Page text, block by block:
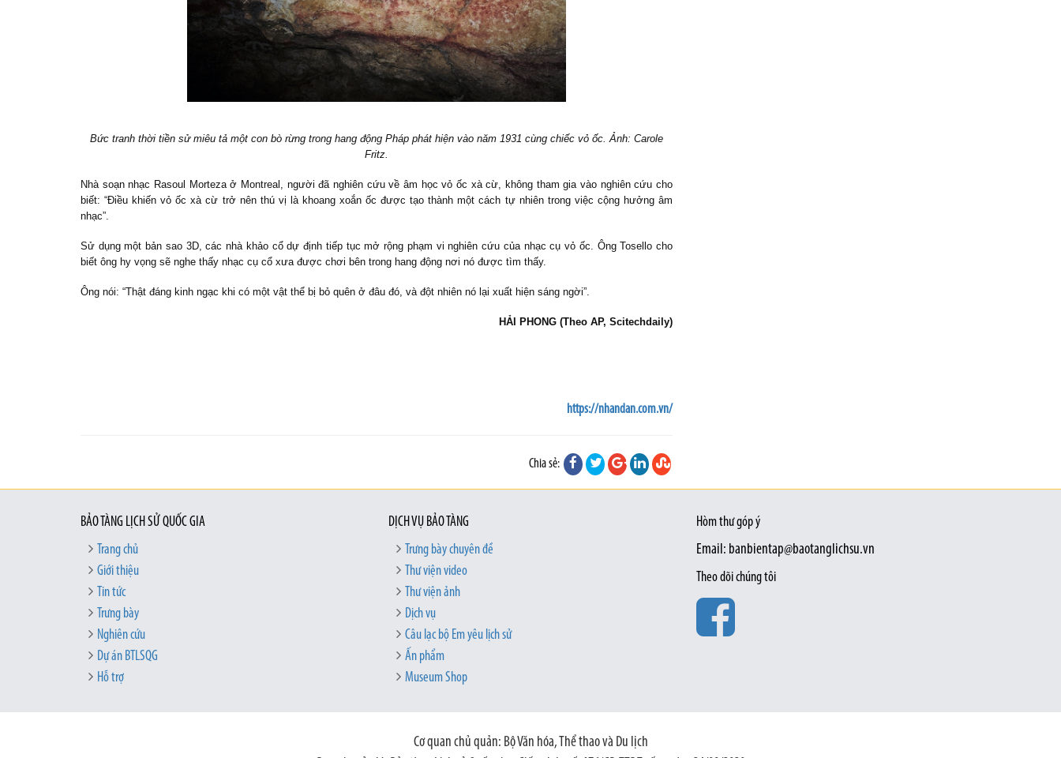
Bức tranh thời tiền sử miêu tả một con bò rừng trong hang động Pháp phát hiện vào năm 1931 cùng chiếc vỏ ốc. Ảnh: Carole
Fritz.
Nhà soạn nhạc Rasoul Morteza ở Montreal, người đã nghiên cứu về âm học vỏ ốc xà cừ, không tham gia vào nghiên cứu cho
biết: “Điều khiến vỏ ốc xà cừ trở nên thú vị là khoang xoắn ốc được tạo thành một cách tự nhiên trong việc cộng hưởng âm
nhạc”.
Sử dụng một bản sao 3D, các nhà khảo cổ dự định tiếp tục mở rộng phạm vi nghiên cứu của nhạc cụ vỏ ốc. Ông Tosello cho
biết ông hy vọng sẽ nghe thấy nhạc cụ cổ xưa được chơi bên trong hang động nơi nó được tìm thấy.
Ông nói: “Thật đáng kinh ngạc khi có một vật thể bị bỏ quên ở đâu đó, và đột nhiên nó lại xuất hiện sáng ngời”.
HẢI PHONG (Theo AP, Scitechdaily)
https://nhandan.com.vn/
Chia sẻ:
BẢO TÀNG LỊCH SỬ QUỐC GIA
Trang chủ
Giới thiệu
Tin tức
Trưng bày
Nghiên cứu
Dự án BTLSQG
Hỗ trợ
DỊCH VỤ BẢO TÀNG
Trưng bày chuyên đề
Thư viện video
Thư viện ảnh
Dịch vụ
Câu lạc bộ Em yêu lịch sử
Ấn phẩm
Museum Shop
Hòm thư góp ý
Email: banbientap@baotanglichsu.vn
Theo dõi chúng tôi
Cơ quan chủ quản: Bộ Văn hóa, Thể thao và Du lịch